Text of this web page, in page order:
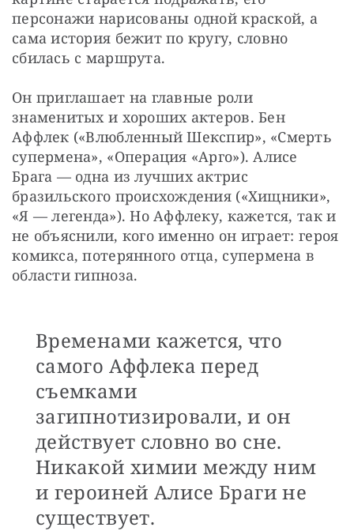
персонажи нарисованы одной краской, а
сама история бежит по кругу, словно
сбилась с маршрута.
Он приглашает на главные роли
знаменитых и хороших актеров. Бен
Аффлек («Влюбленный Шекспир», «Смерть
супермена», «Операция «Арго»). Алисе
Брага — одна из лучших актрис
бразильского происхождения («Хищники»,
«Я — легенда»). Но Аффлеку, кажется, так и
не объяснили, кого именно он играет: героя
комикса, потерянного отца, супермена в
области гипноза.
Временами кажется, что
самого Аффлека перед
съемками
загипнотизировали, и он
действует словно во сне.
Никакой химии между ним
и героиней Алисе Браги не
существует.